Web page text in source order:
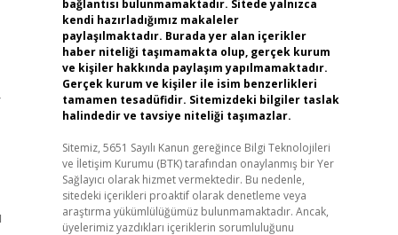
bağlantısı bulunmamaktadır. Sitede yalnızca
kendi hazırladığımız makaleler
paylaşılmaktadır. Burada yer alan içerikler
haber niteliği taşımamakta olup, gerçek kurum
ve kişiler hakkında paylaşım yapılmamaktadır.
Gerçek kurum ve kişiler ile isim benzerlikleri
tamamen tesadüfidir. Sitemizdeki bilgiler taslak
halindedir ve tavsiye niteliği taşımazlar.
Sitemiz, 5651 Sayılı Kanun gereğince Bilgi Teknolojileri
ve İletişim Kurumu (BTK) tarafından onaylanmış bir Yer
Sağlayıcı olarak hizmet vermektedir. Bu nedenle,
sitedeki içerikleri proaktif olarak denetleme veya
araştırma yükümlülüğümüz bulunmamaktadır. Ancak,
üyelerimiz yazdıkları içeriklerin sorumluluğunu